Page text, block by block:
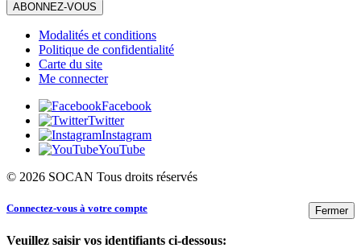
ABONNEZ-VOUS
Modalités et conditions
Politique de confidentialité
Carte du site
Me connecter
Facebook
Twitter
Instagram
YouTube
© 2026 SOCAN Tous droits réservés
Fermer
Connectez-vous à votre compte
Veuillez saisir vos identifiants ci-dessous: